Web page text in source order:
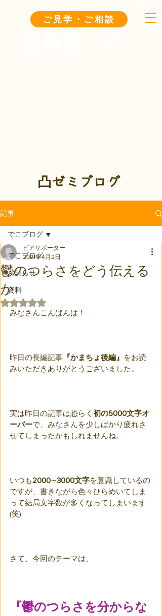
ご見学・ご相談
凸ゼミブログ
記事
でこブログ
お知らせ
資料
でこブログ
鬱のつらさをどう伝える
か
ピアサポーター
2021年4月2日
5つ星のうちNaNと評価されています。
みなさんこんばんは！
昨日の長編記事 『かまちょ後編』 をお読
みいただきありがとうございました。
実は昨日の記事は恐らく 初の5000文字オ
ーバーで、みなさんを少しばかり疲れさ
せてしまったかもしれませんね。
いつも2000∼3000文字を意識しているの
ですが、書きながら色々ひらめいてしま
って結局文字数が多くなってしまいます
(笑)
さて、今回のテーマは、
『鬱のつらさを分からな